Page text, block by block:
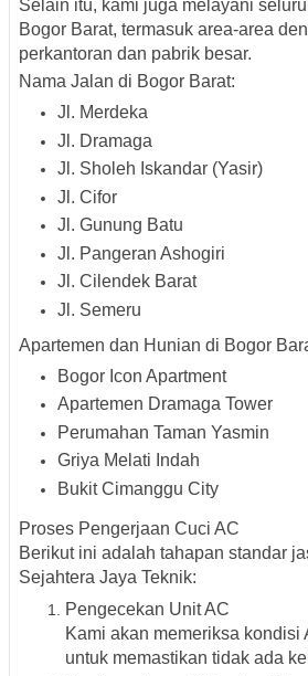
Selain itu, kami juga melayani
Bogor Barat, termasuk area-area
perkantoran dan pabrik besar.
Nama Jalan di Bogor Barat:
Jl. Merdeka
Jl. Dramaga
Jl. Sholeh Iskandar (Yasir)
Jl. Cifor
Jl. Gunung Batu
Jl. Pangeran Ashogiri
Jl. Cilendek Barat
Jl. Semeru
Apartemen dan Hunian di Bogor
Bogor Icon Apartment
Apartemen Dramaga Tower
Perumahan Taman Yasmin
Griya Melati Indah
Bukit Cimanggu City
Proses Pengerjaan Cuci AC
Berikut ini adalah tahapan standar
Sejahtera Jaya Teknik:
Pengecekan Unit AC
Kami akan memeriksa kondisi
untuk memastikan tidak ada